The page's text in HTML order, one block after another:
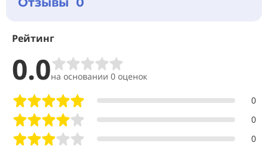
- Подходят для больших площадей
- Полный цикл работ
- Опытных специалистов
- Индивидуальный подход к каждому проекту
Если у вас возникли вопросы по проекту, стоимости или
Напишите или позвоните нам — наш специалист поможет
подобрать оптимальное решение под ваши задачи.
Работаем оперативно и ответственно — ваш проект в
надёжных руках!
Рейтинг
0.0на основании 0 оценок
0
0
0